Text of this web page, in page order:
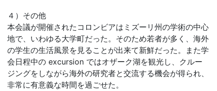
４）その他
本会議が開催されたコロンビアはミズーリ州の学術の中心
地で、いわゆる大学町だった。そのため若者が多く、海外
の学生の生活風景を見ることが出来て新鮮だった。また学
会日程中の excursion ではオザーク湖を観光し、クルー
ジングをしながら海外の研究者と交流する機会が得られ、
非常に有意義な時間を過ごせた。